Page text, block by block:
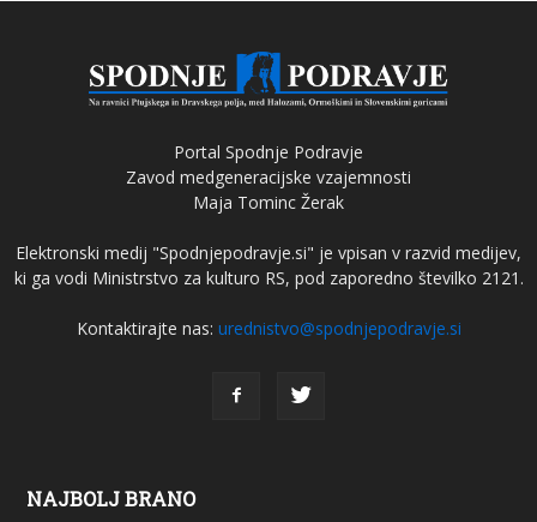
Portal Spodnje Podravje
Zavod medgeneracijske vzajemnosti
Maja Tominc Žerak
Elektronski medij "Spodnjepodravje.si" je vpisan v razvid medijev,
ki ga vodi Ministrstvo za kulturo RS, pod zaporedno številko 2121.
Kontaktirajte nas: urednistvo@spodnjepodravje.si
NAJBOLJ BRANO